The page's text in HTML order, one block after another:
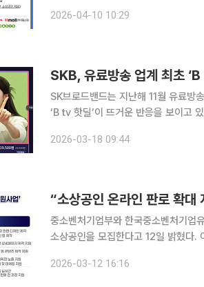
300개사다. 선정된 기업은 e
2026-04-10 10:29
SKB, 유료방송 업계 최초
SK브로드밴드는 지난해 11월 유료방
‘B tv 핫딜’이 뜨거운 반응을 보이고 있다고 18일 밝혔다. 이날
20억원을 달성하는 등 서비스 초기
2026-03-18 09:44
“소상공인 온라인 판로 확
중소벤처기업부와 한국중소벤처기업
소상공인을 모집한다고 12일 밝혔다. 이번 사업은 소상공인의 온라인 시장 경쟁력 강화를 위해 추진
부터는 필요한 지원 항목을 한 번에 신
2026-03-12 16:16